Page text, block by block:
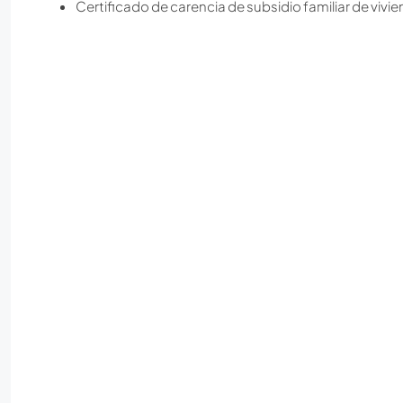
Certificado de carencia de subsidio familiar de